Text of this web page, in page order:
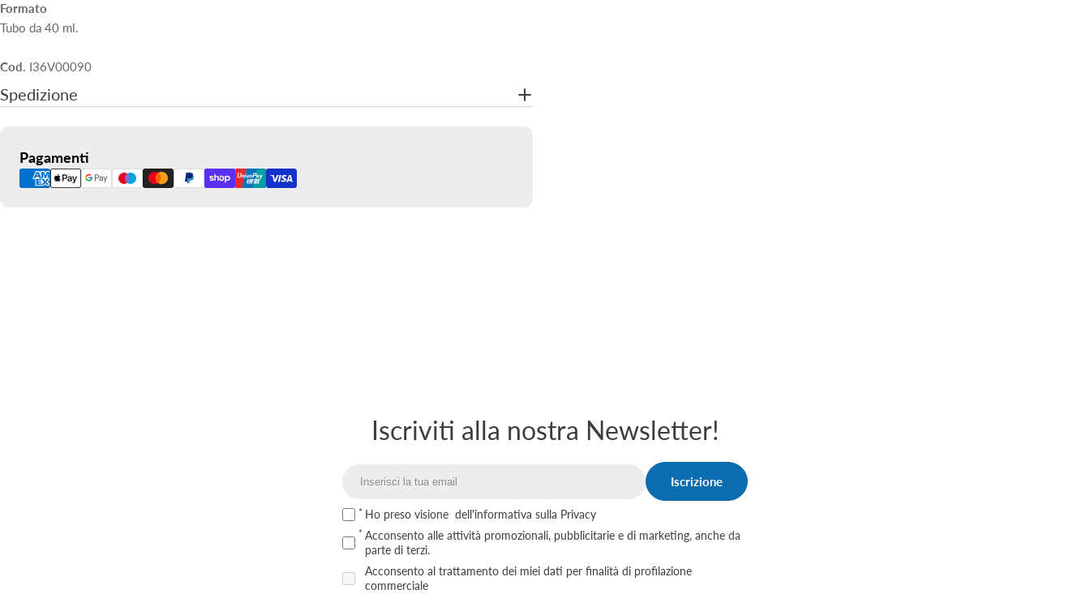
Formato
Tubo da 40 ml.
Cod. I36V00090
Spedizione
Pagamenti
Metodi
di
Iscriviti alla nostra Newsletter!
Iscrizione
Ho preso visione dell'informativa sulla Privacy
Acconsento alle attività promozionali, pubblicitarie e di marketing, anche da
parte di terzi.
Acconsento al trattamento dei miei dati per finalità di profilazione
commerciale